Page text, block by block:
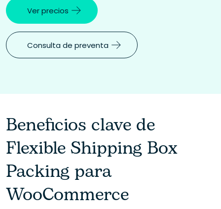
Ver precios
Consulta de preventa
Beneficios clave de
Flexible Shipping Box
Packing para
WooCommerce